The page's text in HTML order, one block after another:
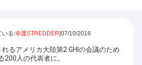
いる:幸運STREDDER |07/10/2016
るアメリカ大陸第2 GHIの会議のため
200人の代表者に。